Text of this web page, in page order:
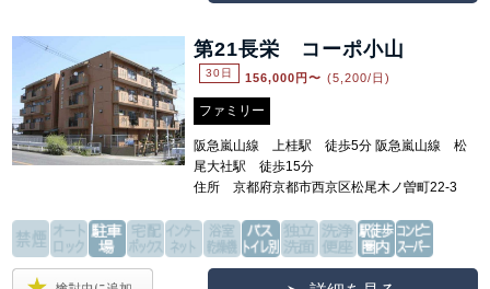
第21長栄 コーポ小山
30日 156,000 円〜 (5,200/日)
ファミリー
阪急嵐山線 上桂駅 徒歩5分 阪急嵐山線 松
尾大社駅 徒歩15分
住所 京都府京都市西京区松尾木ノ曽町22-3